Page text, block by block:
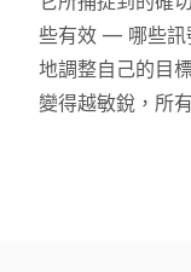
些有效 — 哪些訊
地調整自己的目
變得越敏銳，所